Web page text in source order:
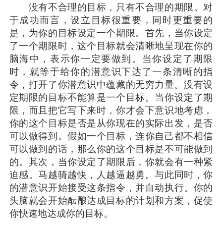
没有不合理的目标，只有不合理的期限。对
于成功而言，设立目标很重要，同时更重要的
是，为你的目标设定一个期限。首先，当你设定
了一个期限时，这个目标就会清晰地呈现在你的
脑海中，表示你一定要做到。当你设定了期限
时，就等于给你的潜意识下达了一条清晰的指
令，打开了你潜意识中蕴藏的无穷力量。没有设
定期限的目标不能算是一个目标。当你设定了期
限，而且把它写下来时，你才会下意识地考虑，
你的这个目标是否是从你现在的实际出发，是否
可以做得到。假如一个目标，连你自己都不相信
可以做到的话，那么你的这个目标是不可能做到
的。其次，当你设定了期限后，你就会有一种紧
迫感。马越骑越快，人越逼越勇。与此同时，你
的潜意识开始接受这条指令，并自动执行。你的
头脑就会开始酝酿达成目标的计划和方案，促使
你快速地达成你的目标。